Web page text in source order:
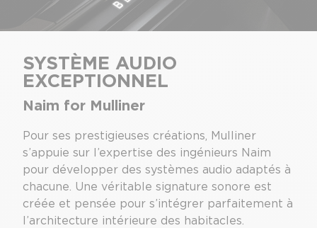
SYSTÈME AUDIO
EXCEPTIONNEL
Naim for Mulliner
Pour ses prestigieuses créations, Mulliner
s’appuie sur l’expertise des ingénieurs Naim
pour développer des systèmes audio adaptés à
chacune. Une véritable signature sonore est
créée et pensée pour s’intégrer parfaitement à
l’architecture intérieure des habitacles.